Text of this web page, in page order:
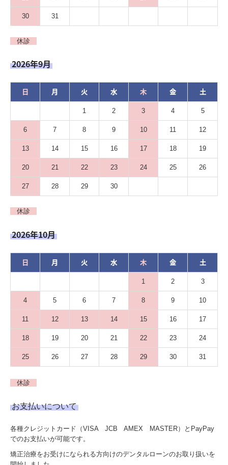
30 31
休診
2026年9月
日 月 火 水 木 金 土
1 2 3 4 5
6 7 8 9 10 11 12
13 14 15 16 17 18 19
20 21 22 23 24 25 26
27 28 29 30
休診
2026年10月
日 月 火 水 木 金 土
1 2 3
4 5 6 7 8 9 10
11 12 13 14 15 16 17
18 19 20 21 22 23 24
25 26 27 28 29 30 31
休診
お支払いについて
各種クレジットカード（VISA JCB AMEX MASTER）とPayPay
でのお支払いが可能です。
矯正治療をお受けになられる方向けのデンタルローンのお取り扱いを